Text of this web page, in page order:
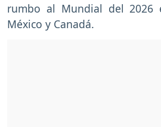
rumbo al Mundial del 2026
México y Canadá.